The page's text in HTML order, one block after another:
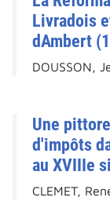
Livradois
dAmbert
DOUSSON,
Une
d'impôts
au XVIIIe
CLEMET,